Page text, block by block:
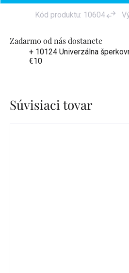
Zadarmo od nás dostanete
+ 10124 Univerzálna
€10
Kód produktu: 10604
Súvisiaci tovar